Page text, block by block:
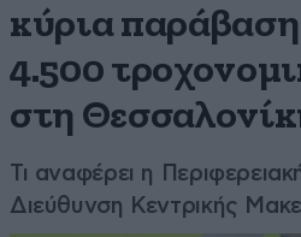
κύρια
4.500
στη
Τι αναφέρει η
Διεύθυνση Κεντρικής